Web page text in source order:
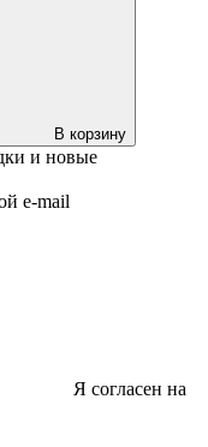
В корзину
и новые
e-mail
Я согласен на